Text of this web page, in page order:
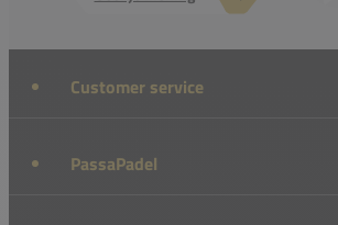
Customer service
PassaPadel